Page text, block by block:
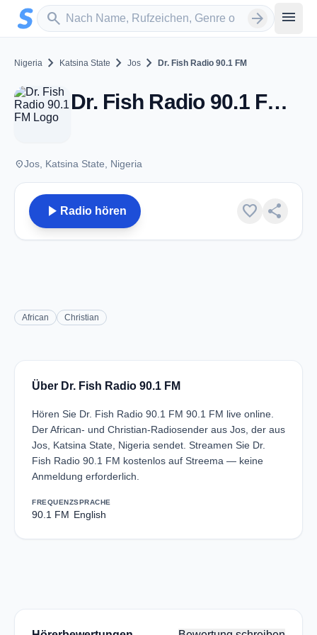
Zum Hauptinhalt springen
search
Sender suchen arrow_forward menu
Nigeria chevron_right Katsina State chevron_right Jos chevron_right Dr. Fish Radio 90.1 FM
Dr. Fish Radio 90.1 FM - FM 90.1 - Jos
placeJos, Katsina State, Nigeria
play_arrow Radio hören favorite share
African Christian
Über Dr. Fish Radio 90.1 FM
Hören Sie Dr. Fish Radio 90.1 FM 90.1 FM live online.
Der African- und Christian-Radiosender aus Jos, der aus
Jos, Katsina State, Nigeria sendet. Streamen Sie Dr.
Fish Radio 90.1 FM kostenlos auf Streema — keine
Anmeldung erforderlich.
FREQUENZ
90.1 FM
SPRACHE
English